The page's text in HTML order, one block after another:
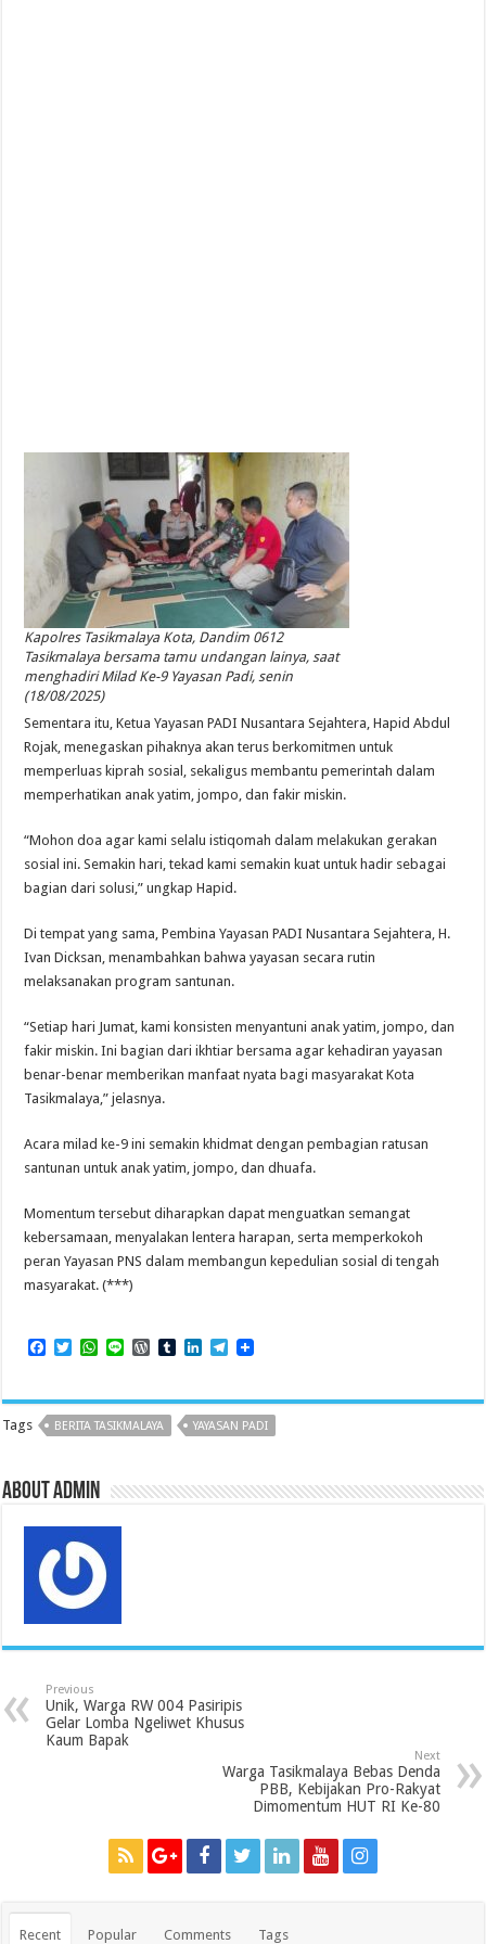
Kapolres Tasikmalaya Kota, Dandim 0612
Tasikmalaya bersama tamu undangan lainya, saat
menghadiri Milad Ke-9 Yayasan Padi, senin
(18/08/2025)
Sementara itu, Ketua Yayasan PADI Nusantara Sejahtera, Hapid Abdul
Rojak, menegaskan pihaknya akan terus berkomitmen untuk
memperluas kiprah sosial, sekaligus membantu pemerintah dalam
memperhatikan anak yatim, jompo, dan fakir miskin.
“Mohon doa agar kami selalu istiqomah dalam melakukan gerakan
sosial ini. Semakin hari, tekad kami semakin kuat untuk hadir sebagai
bagian dari solusi,” ungkap Hapid.
Di tempat yang sama, Pembina Yayasan PADI Nusantara Sejahtera, H.
Ivan Dicksan, menambahkan bahwa yayasan secara rutin
melaksanakan program santunan.
“Setiap hari Jumat, kami konsisten menyantuni anak yatim, jompo, dan
fakir miskin. Ini bagian dari ikhtiar bersama agar kehadiran yayasan
benar-benar memberikan manfaat nyata bagi masyarakat Kota
Tasikmalaya,” jelasnya.
Acara milad ke-9 ini semakin khidmat dengan pembagian ratusan
santunan untuk anak yatim, jompo, dan dhuafa.
Momentum tersebut diharapkan dapat menguatkan semangat
kebersamaan, menyalakan lentera harapan, serta memperkokoh
peran Yayasan PNS dalam membangun kepedulian sosial di tengah
masyarakat. (***)
F
e
b
o
T
t
t
e
W
t
s
A
L
e
W
d
P
r
s
T
b
l
r
L
k
e
d
T
e
g
r
Tags BERITA TASIKMALAYA YAYASAN PADI
About admin
Previous
Unik, Warga RW 004 Pasiripis
Gelar Lomba Ngeliwet Khusus
Kaum Bapak
Next
Warga Tasikmalaya Bebas Denda
PBB, Kebijakan Pro-Rakyat
Dimomentum HUT RI Ke-80
Recent Popular Comments Tags